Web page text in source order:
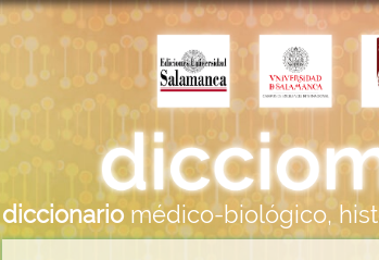
diccionario médico-biológico,